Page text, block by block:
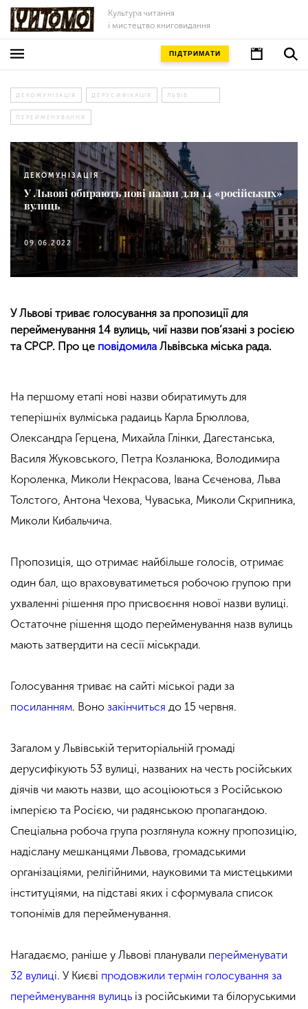
Культура читання
і мистецтво книговидання
ПІДТРИМАТИ
ДЕКОМУНІЗАЦІЯ ДЕРУСИФІКАЦІЯ ЛЬВІВ
ПЕРЕЙМЕНУВАННЯ
ДЕКОМУНІЗАЦІЯ
У Львові обирають нові назви для 14 «російських»
вулиць
09.06.2022
У Львові триває голосування за пропозиції для
перейменування 14 вулиць, чиї назви пов’язані з росією
та СРСР. Про це повідомила Львівська міська рада.
На першому етапі нові назви обиратимуть для
теперішніх вулміська радаиць Карла Брюллова,
Олександра Герцена, Михайла Глінки, Дагестанська,
Василя Жуковського, Петра Козланюка, Володимира
Короленка, Миколи Некрасова, Івана Сєченова, Льва
Толстого, Антона Чехова, Чуваська, Миколи Скрипника,
Миколи Кибальчича.
Пропозиція, що отримає найбільше голосів, отримає
один бал, що враховуватиметься робочою групою при
ухваленні рішення про присвоєння нової назви вулиці.
Остаточне рішення щодо перейменування назв вулиць
мають затвердити на сесії міськради.
Голосування триває на сайті міської ради за
посиланням. Воно закінчиться до 15 червня.
Загалом у Львівській територіальній громаді
дерусифікують 53 вулиці, названих на честь російських
діячів чи мають назви, що асоціюються з Російською
імперією та Росією, чи радянською пропагандою.
Спеціальна робоча група розглянула кожну пропозицію,
надіслану мешканцями Львова, громадськими
організаціями, релігійними, науковими та мистецькими
інституціями, на підставі яких і сформувала список
топонімів для перейменування.
Нагадаємо, раніше у Львові планували перейменувати
32 вулиці. У Києві продовжили термін голосування за
перейменування вулиць із російськими та білоруськими